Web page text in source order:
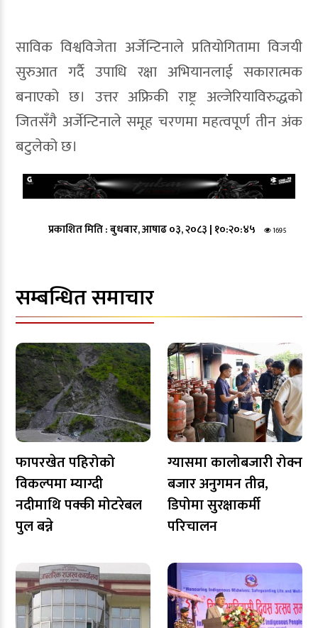
साविक विश्वविजेता अर्जेन्टिनाले प्रतियोगितामा विजयी
सुरुआत गर्दै उपाधि रक्षा अभियानलाई सकारात्मक
बनाएको छ। उत्तर अफ्रिकी राष्ट्र अल्जेरियाविरुद्धको
जितसँगै अर्जेन्टिनाले समूह चरणमा महत्वपूर्ण तीन अंक
बटुलेको छ।
प्रकाशित मिति :बुधबार, आषाढ ०३, २०८३ | १०:२०:४५ 1695
सम्बन्धित समाचार
फापरखेत पहिरोको
विकल्पमा म्याग्दी
नदीमाथि पक्की मोटरेबल
पुल बन्ने
ग्यासमा कालोबजारी रोक्न
बजार अनुगमन तीव्र,
डिपोमा सुरक्षाकर्मी
परिचालन